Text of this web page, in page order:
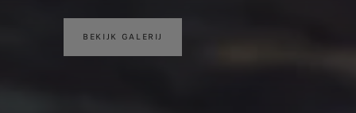
BEKIJK GALERIJ